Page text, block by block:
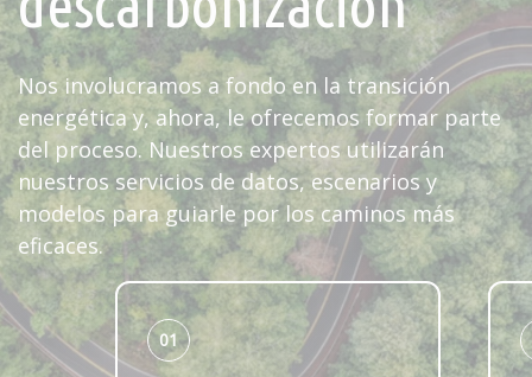
Nos involucramos a fondo en la transición
energética y, ahora, le ofrecemos formar parte
del proceso. Nuestros expertos utilizarán
nuestros servicios de datos, escenarios y
modelos para guiarle por los caminos más
eficaces.
01